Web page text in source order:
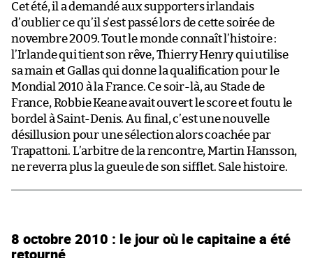
Cet été, il a demandé aux supporters irlandais
d’oublier ce qu’il s’est passé lors de cette soirée de
novembre 2009. Tout le monde connaît l’histoire :
l’Irlande qui tient son rêve, Thierry Henry qui utilise
sa main et Gallas qui donne la qualification pour le
Mondial 2010 à la France. Ce soir-là, au Stade de
France, Robbie Keane avait ouvert le score et foutu le
bordel à Saint-Denis. Au final, c’est une nouvelle
désillusion pour une sélection alors coachée par
Trapattoni. L’arbitre de la rencontre, Martin Hansson,
ne reverra plus la gueule de son sifflet. Sale histoire.
8 octobre 2010 : le jour où le capitaine a été